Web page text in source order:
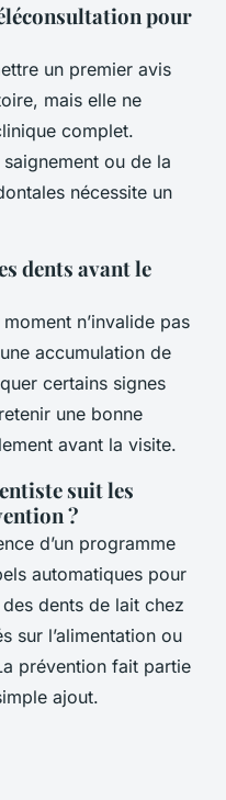
pour
un premier avis
mais elle ne
complet.
ou de la
nécessite un
dents avant le
n’invalide pas
accumulation de
certains signes
une bonne
avant la visite.
suit les
?
d’un programme
automatiques pour
dents de lait chez
sur l’alimentation ou
prévention fait partie
ajout.